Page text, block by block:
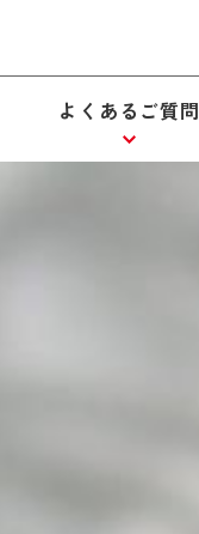
よくあるご質問